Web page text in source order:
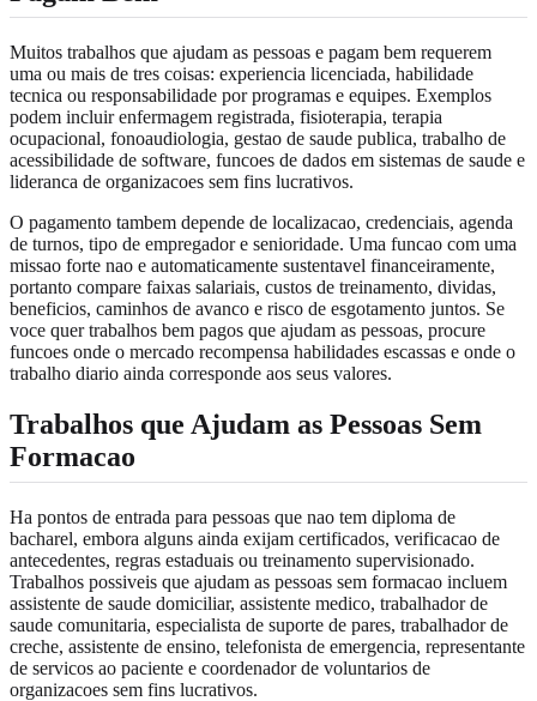
Muitos trabalhos que ajudam as pessoas e pagam bem requerem
uma ou mais de tres coisas: experiencia licenciada, habilidade
tecnica ou responsabilidade por programas e equipes. Exemplos
podem incluir enfermagem registrada, fisioterapia, terapia
ocupacional, fonoaudiologia, gestao de saude publica, trabalho de
acessibilidade de software, funcoes de dados em sistemas de saude e
lideranca de organizacoes sem fins lucrativos.
O pagamento tambem depende de localizacao, credenciais, agenda
de turnos, tipo de empregador e senioridade. Uma funcao com uma
missao forte nao e automaticamente sustentavel financeiramente,
portanto compare faixas salariais, custos de treinamento, dividas,
beneficios, caminhos de avanco e risco de esgotamento juntos. Se
voce quer trabalhos bem pagos que ajudam as pessoas, procure
funcoes onde o mercado recompensa habilidades escassas e onde o
trabalho diario ainda corresponde aos seus valores.
Trabalhos que Ajudam as Pessoas Sem
Formacao
Ha pontos de entrada para pessoas que nao tem diploma de
bacharel, embora alguns ainda exijam certificados, verificacao de
antecedentes, regras estaduais ou treinamento supervisionado.
Trabalhos possiveis que ajudam as pessoas sem formacao incluem
assistente de saude domiciliar, assistente medico, trabalhador de
saude comunitaria, especialista de suporte de pares, trabalhador de
creche, assistente de ensino, telefonista de emergencia, representante
de servicos ao paciente e coordenador de voluntarios de
organizacoes sem fins lucrativos.